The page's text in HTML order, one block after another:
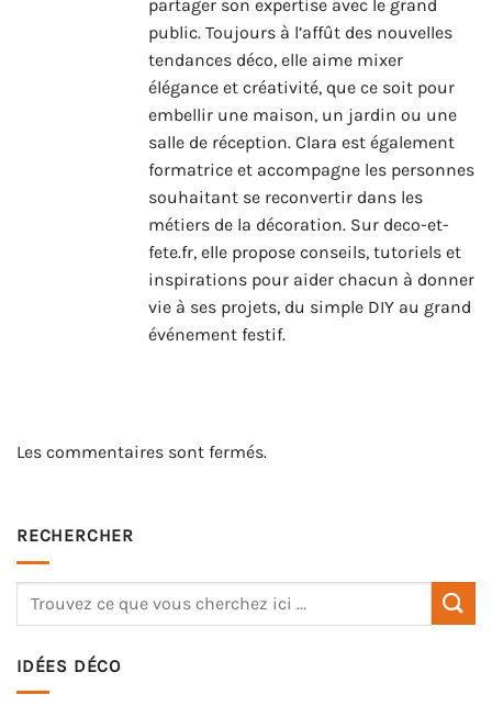
partager son expertise avec le grand
public. Toujours à l’affût des nouvelles
tendances déco, elle aime mixer
élégance et créativité, que ce soit pour
embellir une maison, un jardin ou une
salle de réception. Clara est également
formatrice et accompagne les personnes
souhaitant se reconvertir dans les
métiers de la décoration. Sur deco-et-
fete.fr, elle propose conseils, tutoriels et
inspirations pour aider chacun à donner
vie à ses projets, du simple DIY au grand
événement festif.
Les commentaires sont fermés.
RECHERCHER
IDÉES DÉCO